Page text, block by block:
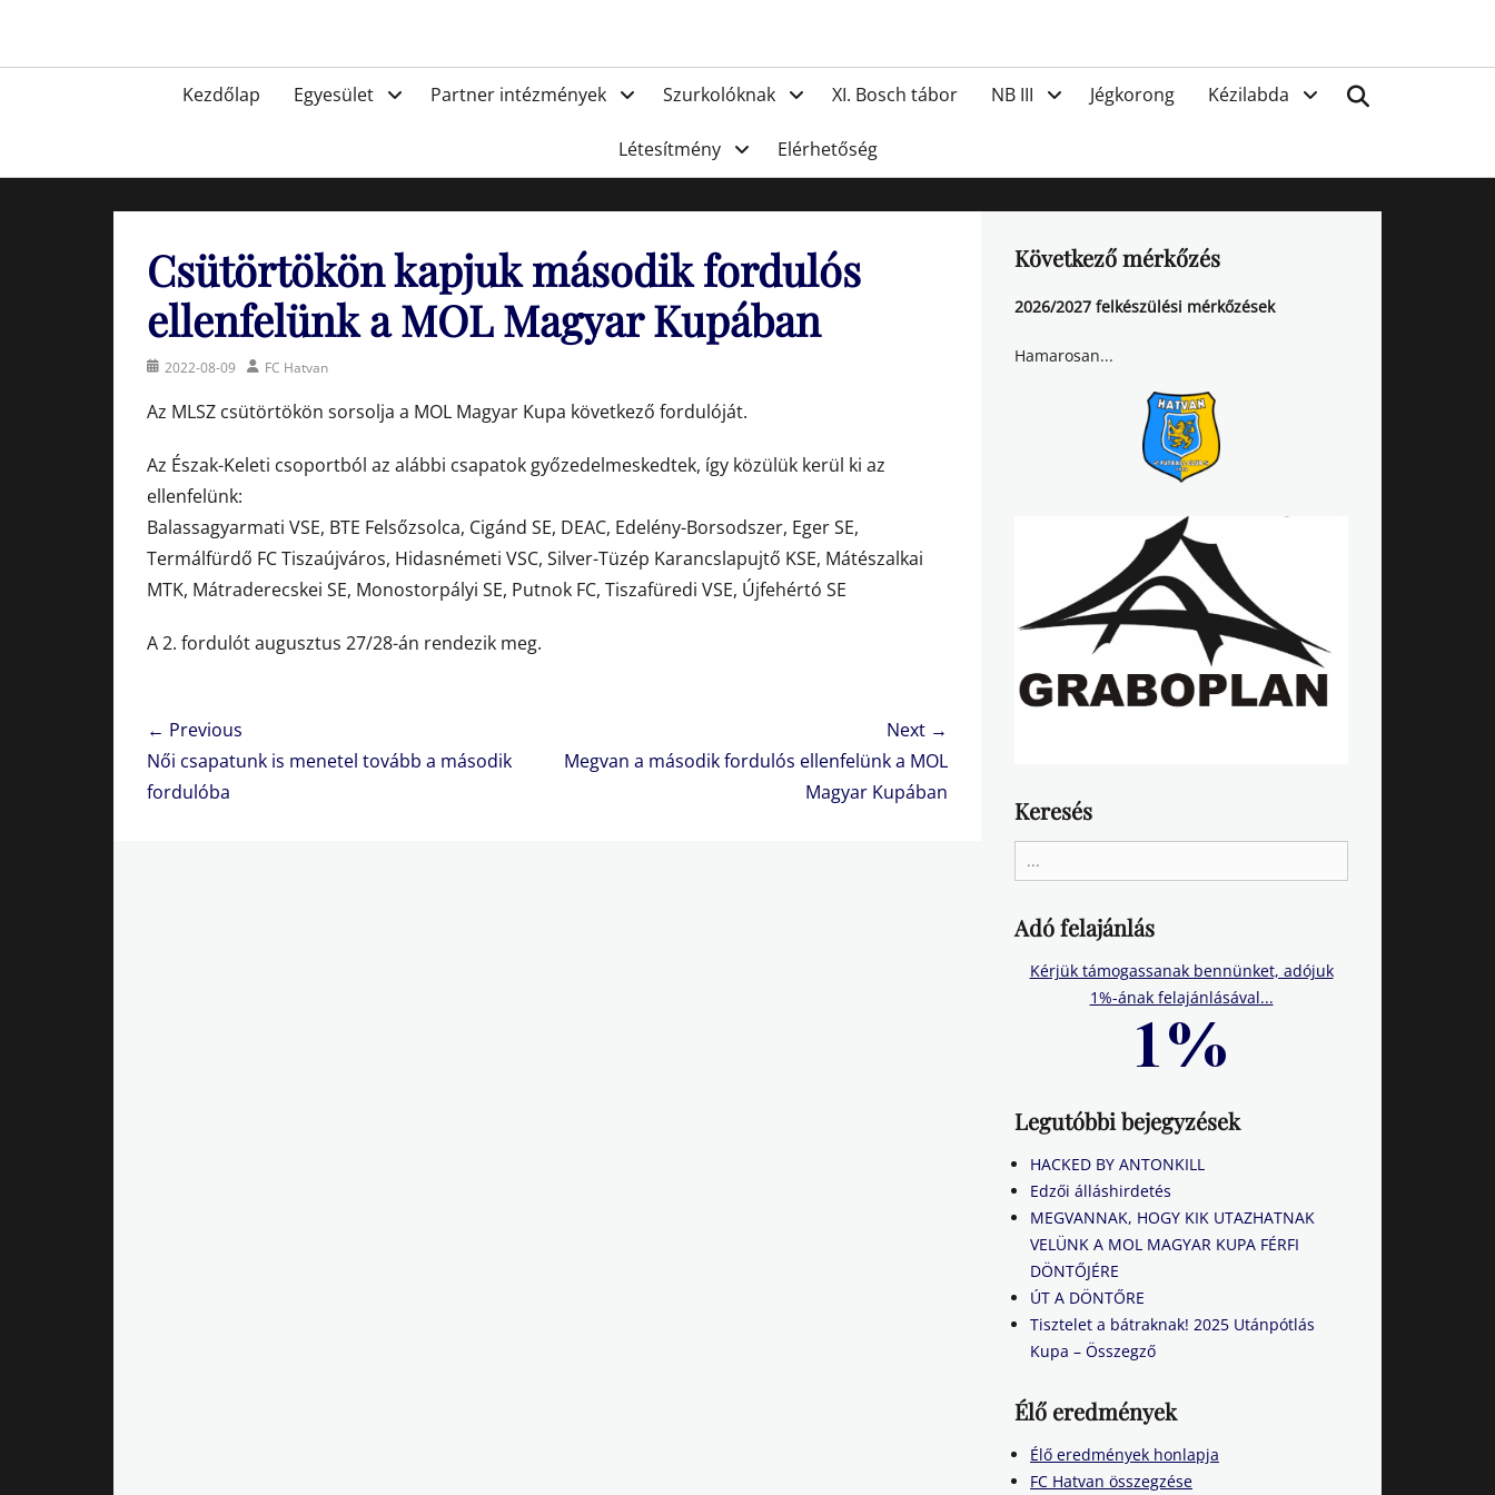
FC Hatvan
PrimaryKezdőlap Egyesület Partner intézmények Szurkolóknak XI. Bosch tábor NB III Jégkorong Kézilabda
Létesítmény Elérhetőség
Csütörtökön kapjuk második fordulós
ellenfelünk a MOL Magyar Kupában
Posted2022-08-09 AuthorFC Hatvan
Az MLSZ csütörtökön sorsolja a MOL Magyar Kupa következő fordulóját.
Az Észak-Keleti csoportból az alábbi csapatok győzedelmeskedtek, így közülük kerül ki az
ellenfelünk:
Balassagyarmati VSE, BTE Felsőzsolca, Cigánd SE, DEAC, Edelény-Borsodszer, Eger SE,
Termálfürdő FC Tiszaújváros, Hidasnémeti VSC, Silver-Tüzép Karancslapujtő KSE, Mátészalkai
MTK, Mátraderecskei SE, Monostorpályi SE, Putnok FC, Tiszafüredi VSE, Újfehértó SE
A 2. fordulót augusztus 27/28-án rendezik meg.
Bejegyzés
navigáció
← Previous
Previous
post:
Női csapatunk is menetel tovább a második
fordulóba
Next →
Next
Megvan a második fordulós ellenfelünk a MOL
Magyar Kupában
Következő mérkőzés
2026/2027 felkészülési mérkőzések
Hamarosan...
Keresés
for:
Adó felajánlás
Kérjük támogassanak bennünket, adójuk
1%-ának felajánlásával...
Legutóbbi bejegyzések
HACKED BY ANTONKILL
Edzői álláshirdetés
MEGVANNAK, HOGY KIK UTAZHATNAK
VELÜNK A MOL MAGYAR KUPA FÉRFI
DÖNTŐJÉRE
ÚT A DÖNTŐRE
Tisztelet a bátraknak! 2025 Utánpótlás
Kupa – Összegző
Élő eredmények
Élő eredmények honlapja
FC Hatvan összegzése